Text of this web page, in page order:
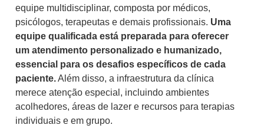
equipe multidisciplinar, composta por médicos,
psicólogos, terapeutas e demais profissionais. Uma
equipe qualificada está preparada para oferecer
um atendimento personalizado e humanizado,
essencial para os desafios específicos de cada
paciente.Além disso, a infraestrutura da clínica
merece atenção especial, incluindo ambientes
acolhedores, áreas de lazer e recursos para terapias
individuais e em grupo.